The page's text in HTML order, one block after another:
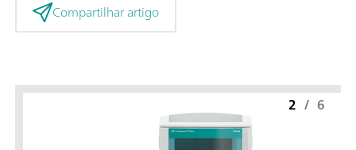
Compartilhar artigo
2 / 6